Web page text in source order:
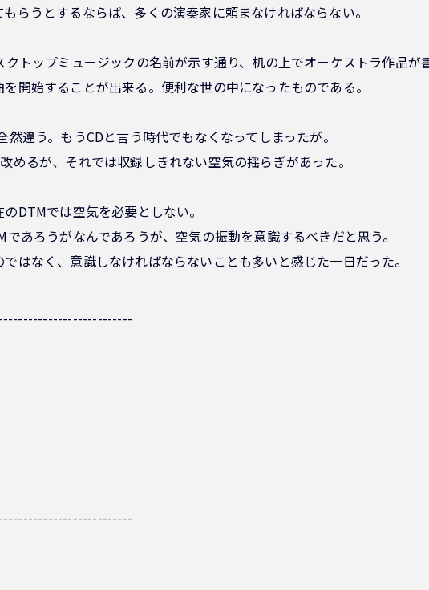
らうとするならば、多くの演奏家に頼まなければならない。
トップミュージックの名前が示す通り、机の上でオーケストラ作品が
開始することが出来る。便利な世の中になったものである。
違う。もうCDと言う時代でもなくなってしまったが。
るが、それでは収録しきれない空気の揺らぎがあった。
DTMでは空気を必要としない。
あろうがなんであろうが、空気の振動を意識するべきだと思う。
はなく、意識しなければならないことも多いと感じた一日だった。